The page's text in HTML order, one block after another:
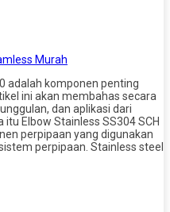
Murah
adalah komponen penting
ini akan membahas secara
dan aplikasi dari
Elbow Stainless SS304 SCH
perpipaan yang digunakan
perpipaan. Stainless steel